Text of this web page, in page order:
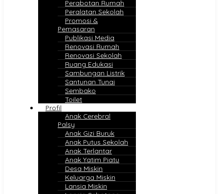
Perabotan Rumah
Peralatan Sekolah
Promosi &
Pemasaran
Publikasi Media
Renovasi Rumah
Renovasi Sekolah
Ruang Edukasi
Sambungan Listrik
Santunan Tunai
Sembako
Toilet
Profil
Anak Cerebral
Palsy
Anak Gizi Buruk
Anak Putus Sekolah
Anak Terlantar
Anak Yatim Piatu
Desa Miskin
Keluarga Miskin
Lansia Miskin